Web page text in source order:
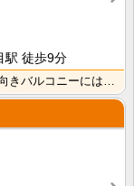
駅 徒歩9分
石立町の3ＤＫファミリー向けのお部屋です！南向きバルコニーには洋室とＤＫが面していて採光性・通気性良･･･